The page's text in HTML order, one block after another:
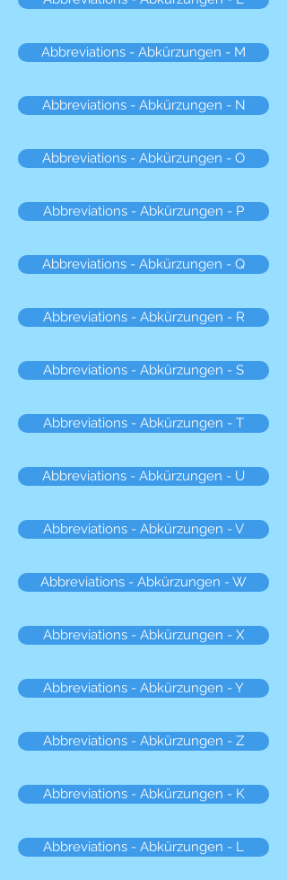
Abbreviations - Abkürzungen - M
Abbreviations - Abkürzungen - N
Abbreviations - Abkürzungen - O
Abbreviations - Abkürzungen - P
Abbreviations - Abkürzungen - Q
Abbreviations - Abkürzungen - R
Abbreviations - Abkürzungen - S
Abbreviations - Abkürzungen - T
Abbreviations - Abkürzungen - U
Abbreviations - Abkürzungen - V
Abbreviations - Abkürzungen - W
Abbreviations - Abkürzungen - X
Abbreviations - Abkürzungen - Y
Abbreviations - Abkürzungen - Z
Abbreviations - Abkürzungen - K
Abbreviations - Abkürzungen - L